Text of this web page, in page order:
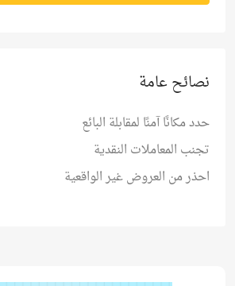
نصائح عامة
حدد مكانًا آمنًا لمقابلة البائع
تجنب المعاملات النقدية
احذر من العروض غير الواقعية